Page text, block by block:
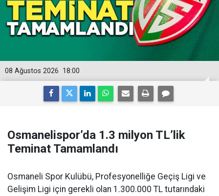
18:00
08 Ağustos 2026
Osmanelispor’da 1.3 milyon TL’lik
Teminat Tamamlandı
Osmaneli Spor Kulübü, Profesyonelliğe Geçiş Ligi ve
Gelişim Ligi için gerekli olan 1.300.000 TL tutarındaki